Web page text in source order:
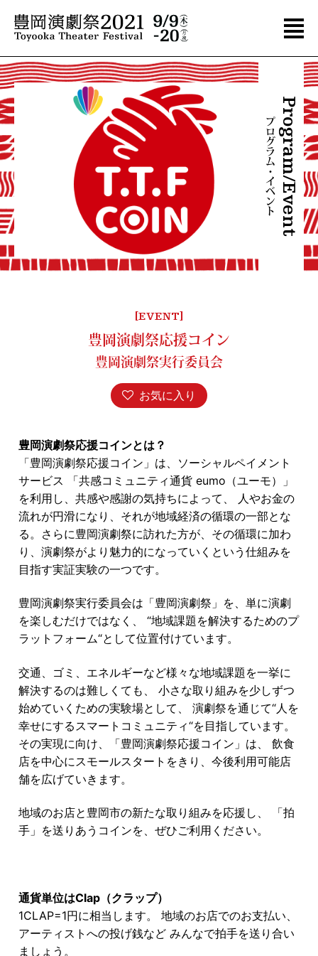
About 豊岡演劇祭について
Program/Event
プログラム・イベント
[EVENT]
豊岡演劇祭応援コイン
豊岡演劇祭実行委員会
お気に入り
豊岡演劇祭応援コインとは？
「豊岡演劇祭応援コイン」は、ソーシャルペイメント
サービス 「共感コミュニティ通貨 eumo（ユーモ）」
を利用し、共感や感謝の気持ちによって、 人やお金の
流れが円滑になり、それが地域経済の循環の一部とな
る。さらに豊岡演劇祭に訪れた方が、その循環に加わ
り、演劇祭がより魅力的になっていくという仕組みを
目指す実証実験の一つです。
豊岡演劇祭実行委員会は「豊岡演劇祭」を、単に演劇
を楽しむだけではなく、 “地域課題を解決するためのプ
ラットフォーム“として位置付けています。
交通、ゴミ、エネルギーなど様々な地域課題を一挙に
解決するのは難しくても、 小さな取り組みを少しずつ
始めていくための実験場として、 演劇祭を通じて“人を
幸せにするスマートコミュニティ“を目指しています。
その実現に向け、「豊岡演劇祭応援コイン」は、 飲食
店を中心にスモールスタートをきり、今後利用可能店
舗を広げていきます。
地域のお店と豊岡市の新たな取り組みを応援し、 「拍
手」を送りあうコインを、ぜひご利用ください。
通貨単位はClap（クラップ）
1CLAP=1円に相当します。 地域のお店でのお支払い、
アーティストへの投げ銭など みんなで拍手を送り合い
ましょう。